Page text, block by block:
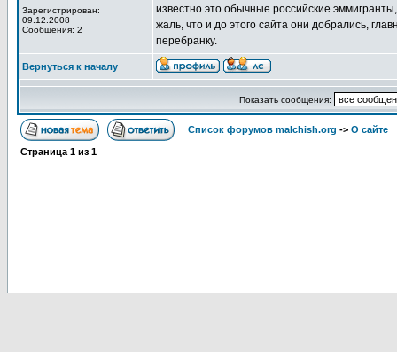
Зарегистрирован:
09.12.2008
Сообщения: 2
известно это обычные российские
жаль, что и до этого сайта они добрались,
перебранку.
Вернуться к началу
Показать сообщения:
Список форумов malchish.org -> О сайте
Страница 1 из 1